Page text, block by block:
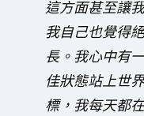
這方面甚至讓
我自己也覺得
長。我心中有
佳狀態站上世
標，我每天都